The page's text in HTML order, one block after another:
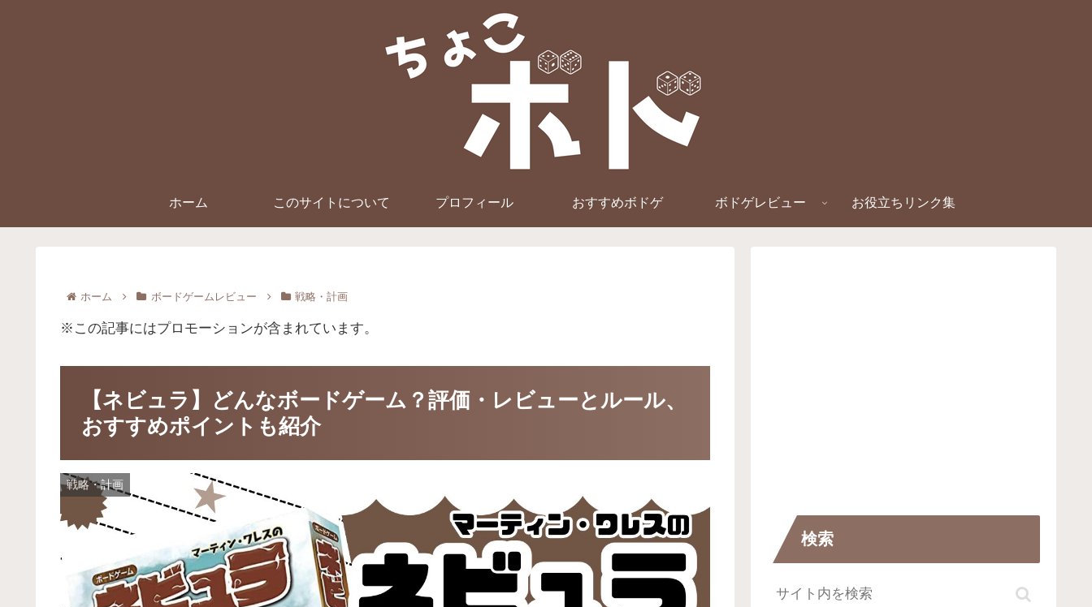
ホーム このサイトについて プロフィール おすすめボドゲ ボドゲレビュー お役立ちリンク集
ホーム ボードゲームレビュー 戦略・計画
※この記事にはプロモーションが含まれています。
【ネビュラ】どんなボードゲーム？評価・レビューとルール、
おすすめポイントも紹介
戦略・計画
検索